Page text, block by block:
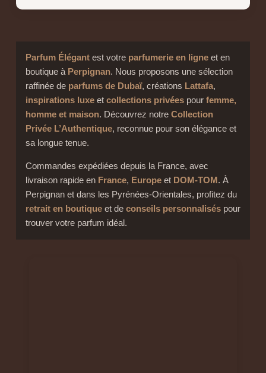
Parfum Élégantest votre parfumerie en ligneet en
boutique à Perpignan. Nous proposons une sélection
raffinée de parfums de Dubaï, créations Lattafa,
inspirations luxeet collections privéespour femme,
homme et maison. Découvrez notre Collection
Privée L’Authentique, reconnue pour son élégance et
sa longue tenue.
Commandes expédiées depuis la France, avec
livraison rapide en France, Europeet DOM-TOM. À
Perpignan et dans les Pyrénées-Orientales, profitez du
retrait en boutiqueet de conseils personnaliséspour
trouver votre parfum idéal.